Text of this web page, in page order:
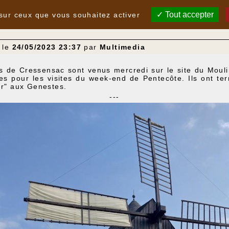
le 24/05/2023 23:37 par Multimedia
de Cressensac sont venus mercredi sur le site du
pour les visites du week-end de Pentecôte. Ils ont
aux Genestes.
---
ceux que vous souhaitez activer Tout accepter